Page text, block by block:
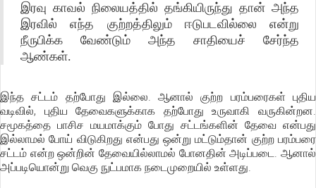
இரவு காவல் நிலையத்தில் தங்கியிருந்து தான் அந்த
இரவில் எந்த குற்றத்திலும் ஈடுபடவில்லை என்று
நீருபிக்க வேண்டும் அந்த சாதியைச் சேர்ந்த
ஆண்கள்.
இந்த சட்டம் தற்போது இல்லை. ஆனால் குற்ற பரம்பரைகள் புதிய
வடிவில், புதிய தேவைகளுக்காக தற்போது உருவாகி வருகின்றன.
சமூகத்தை பாசிச மயமாக்கும் போது சட்டங்களின் தேவை என்பது
இல்லாமல் போய் விடுகிறது என்பது ஒன்று மட்டும்தான் குற்ற பரம்பரை
சட்டம் என்ற ஒன்றின் தேவையில்லாமல் போனதின் அடிப்படை. ஆனால்
அப்படியொன்று வெகு நுட்பமாக நடைமுறையில் உள்ளது.